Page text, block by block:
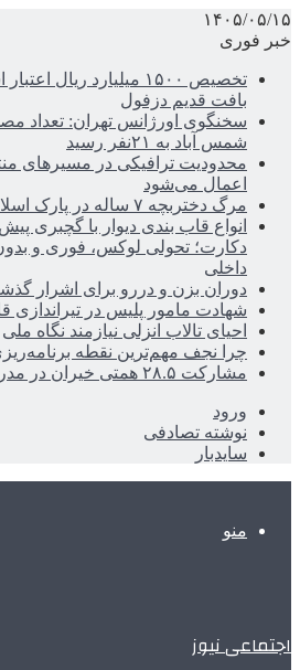
۱۴۰۵/۰۵/۱۵
خبر فوری
تخصیص ۱۵۰۰ میلیارد
بافت قدیم دزفول
سخنگوی اورژانس تهران: تعداد
شمس آباد به ۲۱نفر رسید
محدودیت ترافیکی در مسیرهای
اعمال می‌شود
مرگ دختربچه ۷ ساله در پارک اسلامشهر
انواع قاب بندی دیوار با گچبری
دکارت؛ تحولی لوکس، فوری و
داخلی
دوران بزن و دررو برای اشرار
شهادت مامور پلیس در تیراندازی
احیای تالاب انزلی نیازمند نگاه ملی
چرا نجف مهم‌ترین نقطه
مشارکت ۲۸.۵ همتی خیران در مدرسه‌سازی
ورود
نوشته تصادفی
سایدبار
منو
اجتماعی نیوز